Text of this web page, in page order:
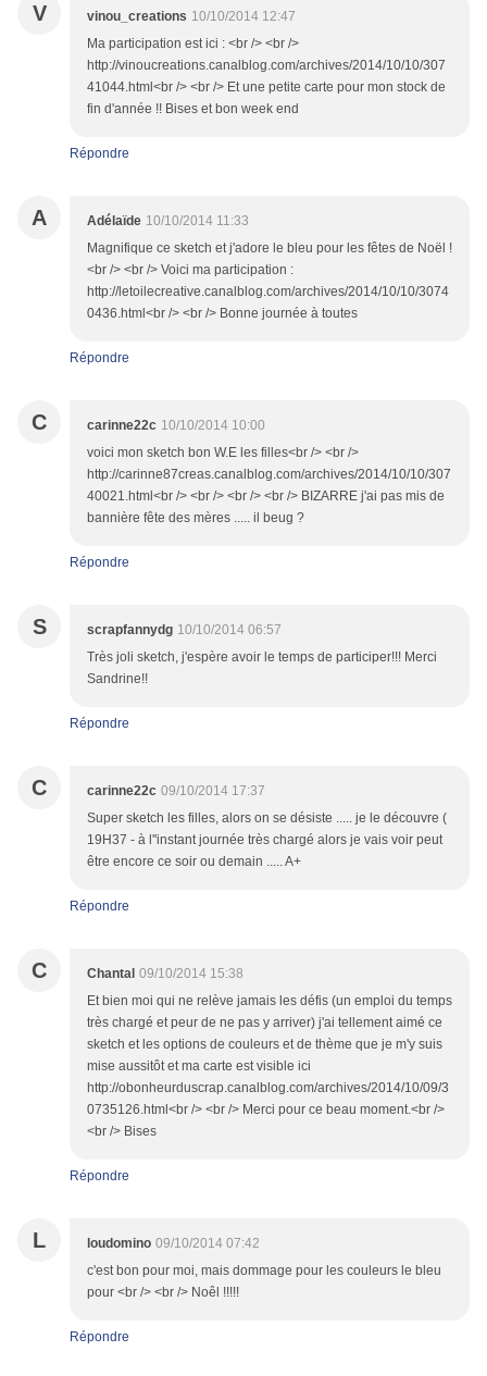
V vinou_creations 10/10/2014 12:47
Ma participation est ici : <br /> <br />
http://vinoucreations.canalblog.com/archives/2014/10/10/307
41044.html<br /> <br /> Et une petite carte pour mon stock de
fin d'année !! Bises et bon week end
Répondre
A Adélaïde 10/10/2014 11:33
Magnifique ce sketch et j'adore le bleu pour les fêtes de Noël !
<br /> <br /> Voici ma participation :
http://letoilecreative.canalblog.com/archives/2014/10/10/3074
0436.html<br /> <br /> Bonne journée à toutes
Répondre
C carinne22c 10/10/2014 10:00
voici mon sketch bon W.E les filles<br /> <br />
http://carinne87creas.canalblog.com/archives/2014/10/10/307
40021.html<br /> <br /> <br /> <br /> BIZARRE j'ai pas mis de
bannière fête des mères ..... il beug ?
Répondre
S scrapfannydg 10/10/2014 06:57
Très joli sketch, j'espère avoir le temps de participer!!! Merci
Sandrine!!
Répondre
C carinne22c 09/10/2014 17:37
Super sketch les filles, alors on se désiste ..... je le découvre (
19H37 - à l''instant journée très chargé alors je vais voir peut
être encore ce soir ou demain ..... A+
Répondre
C Chantal 09/10/2014 15:38
Et bien moi qui ne relève jamais les défis (un emploi du temps
très chargé et peur de ne pas y arriver) j'ai tellement aimé ce
sketch et les options de couleurs et de thème que je m'y suis
mise aussitôt et ma carte est visible ici
http://obonheurduscrap.canalblog.com/archives/2014/10/09/3
0735126.html<br /> <br /> Merci pour ce beau moment.<br />
<br /> Bises
Répondre
L loudomino 09/10/2014 07:42
c'est bon pour moi, mais dommage pour les couleurs le bleu
pour <br /> <br /> Noêl !!!!!
Répondre